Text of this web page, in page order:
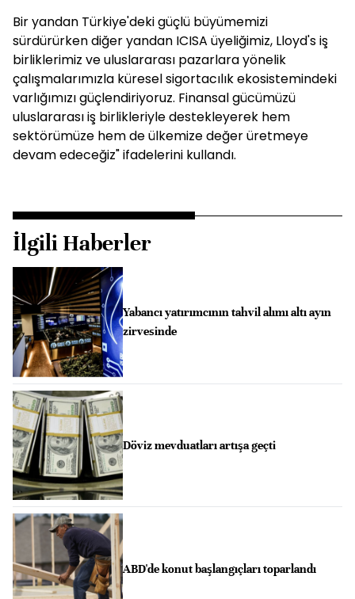
Bir yandan Türkiye'deki güçlü büyümemizi
sürdürürken diğer yandan ICISA üyeliğimiz, Lloyd's iş
birliklerimiz ve uluslararası pazarlara yönelik
çalışmalarımızla küresel sigortacılık ekosistemindeki
varlığımızı güçlendiriyoruz. Finansal gücümüzü
uluslararası iş birlikleriyle destekleyerek hem
sektörümüze hem de ülkemize değer üretmeye
devam edeceğiz" ifadelerini kullandı.
İlgili Haberler
Yabancı yatırımcının tahvil alımı altı ayın
zirvesinde
Döviz mevduatları artışa geçti
ABD'de konut başlangıçları toparlandı